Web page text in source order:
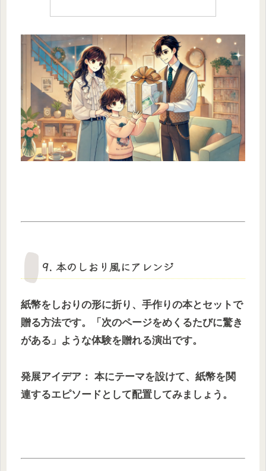
9. 本のしおり風にアレンジ
紙幣をしおりの形に折り、手作りの本とセットで
贈る方法です。「次のページをめくるたびに驚き
がある」ような体験を贈れる演出です。
発展アイデア： 本にテーマを設けて、紙幣を関
連するエピソードとして配置してみましょう。